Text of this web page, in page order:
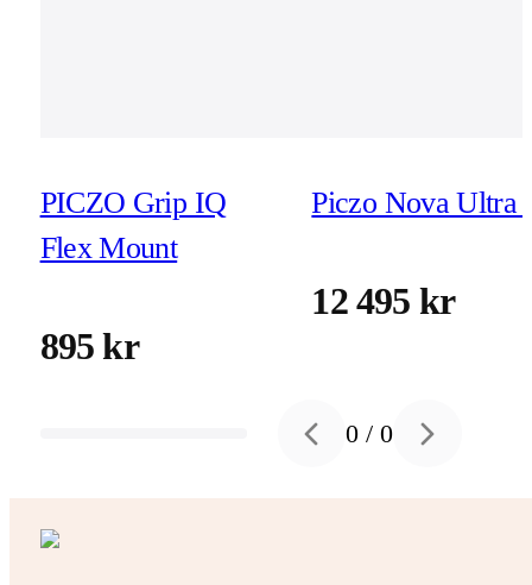
PICZO Grip IQ
Flex Mount
895 kr
Piczo Nova Ultra
12 495 kr
Previous slide
0 /0 Next slide